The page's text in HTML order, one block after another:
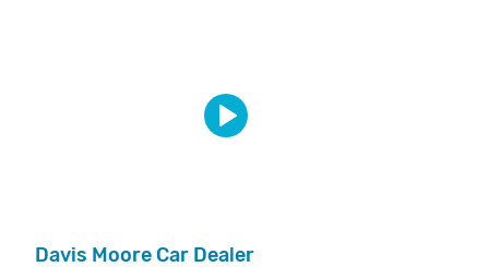
Davis Moore Car Dealer